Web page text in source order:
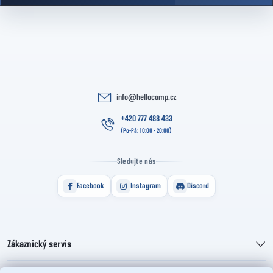
info@hellocomp.cz
+420 777 488 433
Sledujte nás
Facebook Instagram Discord
Zákaznický servis